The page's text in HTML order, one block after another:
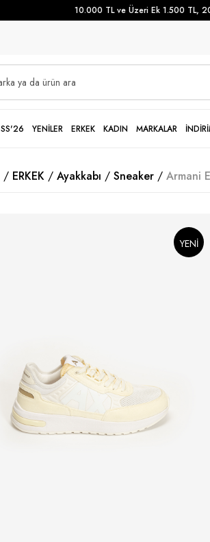
10.000 TL ve Üzeri Ek 1.500 TL,
SS'26 YENİLER ERKEK KADIN MARKALAR
ERKEK Ayakkabı Sneaker Armani
YENI